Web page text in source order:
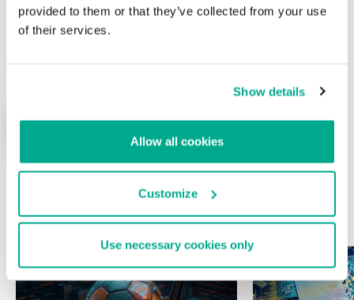
provided to them or that they’ve collected from your use
of their services.
Show details
Allow all cookies
Customize
Use necessary cookies only
ÚLTIMAS PUBLICACIONES